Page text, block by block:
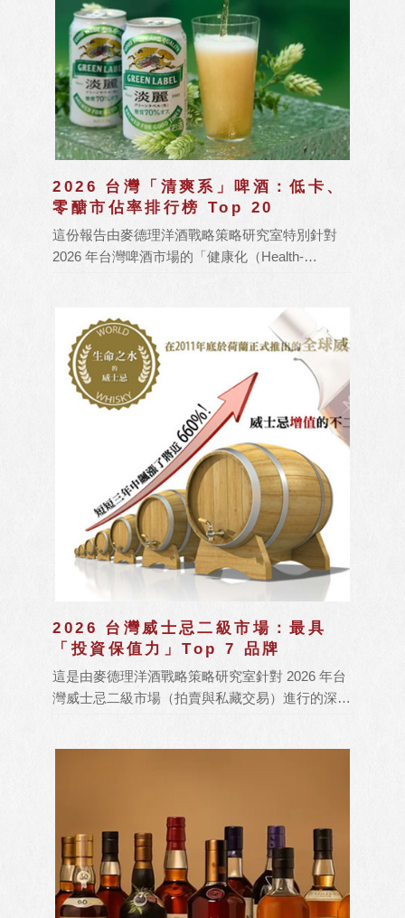
2026 台灣「清爽系」啤酒：低卡、
零醣市佔率排行榜 Top 20
這份報告由麥德理洋酒戰略策略研究室特別針對
2026 年台灣啤酒市場的「健康化（Health-
2026 台灣威士忌二級市場：最具
「投資保值力」Top 7 品牌
這是由麥德理洋酒戰略策略研究室針對 2026 年台
灣威士忌二級市場（拍賣與私藏交易）進行的深度